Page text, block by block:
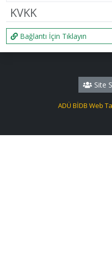
KVKK
Bağlantı İçin Tıklayın
Site
ADÜ BİDB Web